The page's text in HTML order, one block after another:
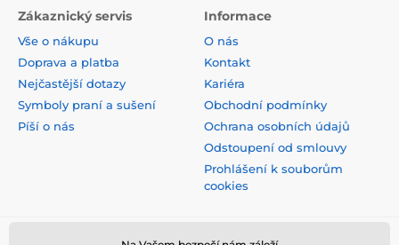
Zákaznický servis
Vše o nákupu
Doprava a platba
Nejčastější dotazy
Symboly praní a sušení
Píší o nás
Informace
O nás
Kontakt
Kariéra
Obchodní podmínky
Ochrana osobních údajů
Odstoupení od smlouvy
Prohlášení k souborům
cookies